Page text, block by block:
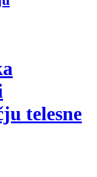
telesne